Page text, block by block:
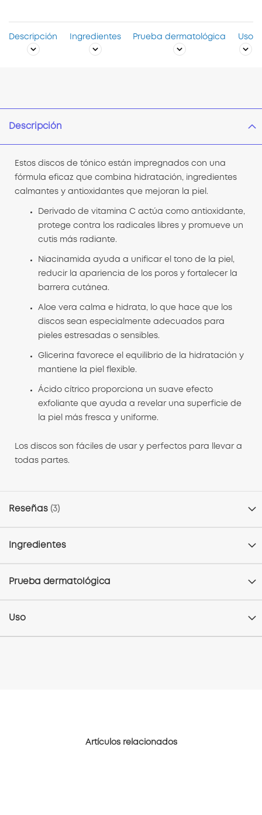
Descripción Ingredientes Prueba dermatológica Uso
Descripción
Estos discos de tónico están impregnados con una
fórmula eficaz que combina hidratación, ingredientes
calmantes y antioxidantes que mejoran la piel.
Derivado de vitamina C actúa como antioxidante,
protege contra los radicales libres y promueve un
cutis más radiante.
Niacinamida ayuda a unificar el tono de la piel,
reducir la apariencia de los poros y fortalecer la
barrera cutánea.
Aloe vera calma e hidrata, lo que hace que los
discos sean especialmente adecuados para
pieles estresadas o sensibles.
Glicerina favorece el equilibrio de la hidratación y
mantiene la piel flexible.
Ácido cítrico proporciona un suave efecto
exfoliante que ayuda a revelar una superficie de
la piel más fresca y uniforme.
Los discos son fáciles de usar y perfectos para llevar a
todas partes.
Reseñas 3
Ingredientes
Prueba dermatológica
Uso
Artículos relacionados